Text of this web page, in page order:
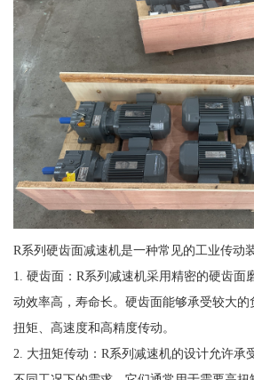
R系列硬齿面减速机是一种常见的工业传动
1. 硬齿面：R系列减速机采用精密的硬齿面
动效率高，寿命长。硬齿面能够承受较大
扭矩、高速度和高精度传动。
2. 大扭矩传动：R系列减速机的设计允许承